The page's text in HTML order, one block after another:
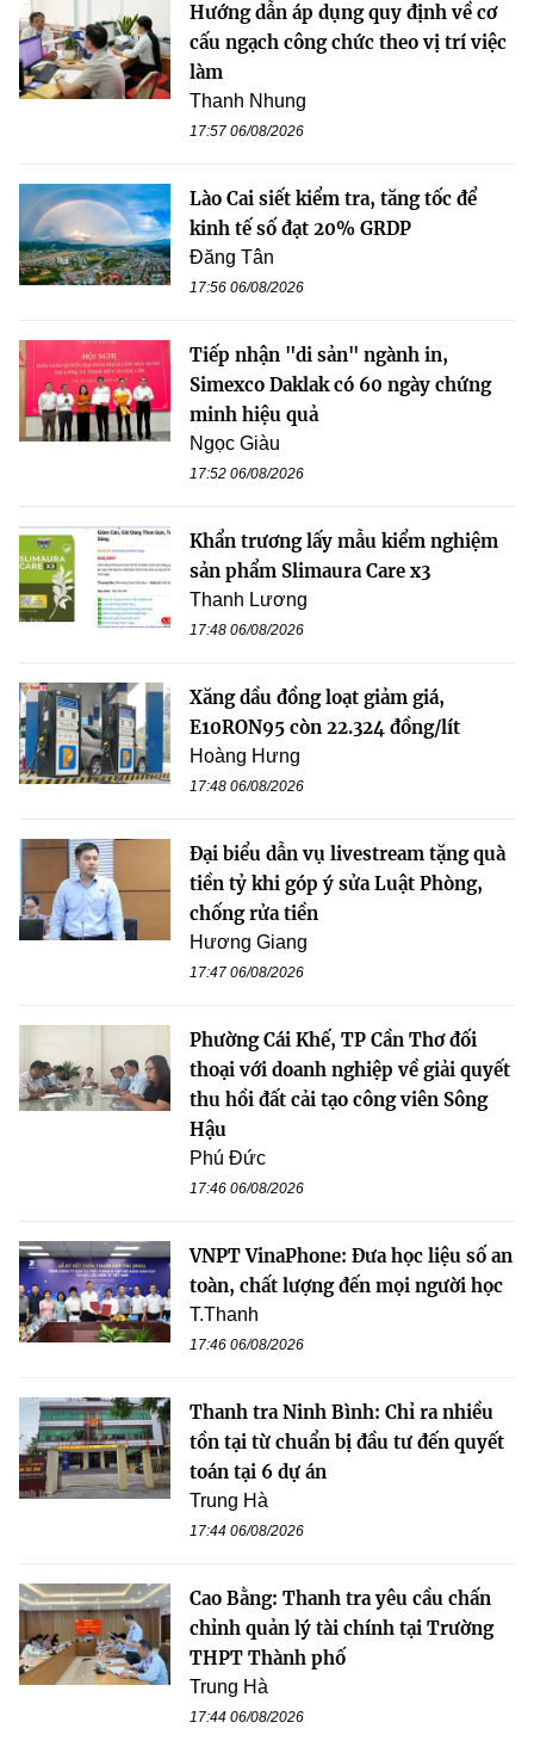
Hướng dẫn áp dụng quy định về cơ
cấu ngạch công chức theo vị trí việc
làm
Thanh Nhung
17:57 06/08/2026
Lào Cai siết kiểm tra, tăng tốc để
kinh tế số đạt 20% GRDP
Đăng Tân
17:56 06/08/2026
Tiếp nhận "di sản" ngành in,
Simexco Daklak có 60 ngày chứng
minh hiệu quả
Ngọc Giàu
17:52 06/08/2026
Khẩn trương lấy mẫu kiểm nghiệm
sản phẩm Slimaura Care x3
Thanh Lương
17:48 06/08/2026
Xăng dầu đồng loạt giảm giá,
E10RON95 còn 22.324 đồng/lít
Hoàng Hưng
17:48 06/08/2026
Đại biểu dẫn vụ livestream tặng quà
tiền tỷ khi góp ý sửa Luật Phòng,
chống rửa tiền
Hương Giang
17:47 06/08/2026
Phường Cái Khế, TP Cần Thơ đối
thoại với doanh nghiệp về giải quyết
thu hồi đất cải tạo công viên Sông
Hậu
Phú Đức
17:46 06/08/2026
VNPT VinaPhone: Đưa học liệu số an
toàn, chất lượng đến mọi người học
T.Thanh
17:46 06/08/2026
Thanh tra Ninh Bình: Chỉ ra nhiều
tồn tại từ chuẩn bị đầu tư đến quyết
toán tại 6 dự án
Trung Hà
17:44 06/08/2026
Cao Bằng: Thanh tra yêu cầu chấn
chỉnh quản lý tài chính tại Trường
THPT Thành phố
Trung Hà
17:44 06/08/2026